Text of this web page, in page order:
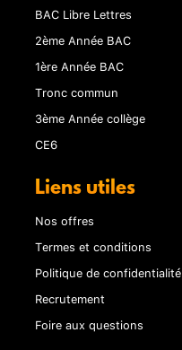
BAC Libre Lettres
2ème Année BAC
1ère Année BAC
Tronc commun
3ème Année collège
CE6
Liens utiles
Nos offres
Termes et conditions
Politique de confidentialité
Recrutement
Foire aux questions